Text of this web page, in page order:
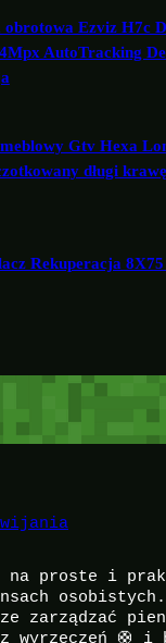
Ezviz H7c
AutoTracking
Gtv Hexa
długi
Rekuperacja 8X75
na proste i
osobistych.
zarządzać
wyrzeczeń 🛟 i